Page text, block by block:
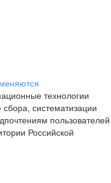
технологии
систематизации
пользователей
Российской